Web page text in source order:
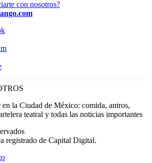
con nosotros?
en la Ciudad de México: comida, antros,
teatral y todas las noticias importantes
registrado de Capital Digital.